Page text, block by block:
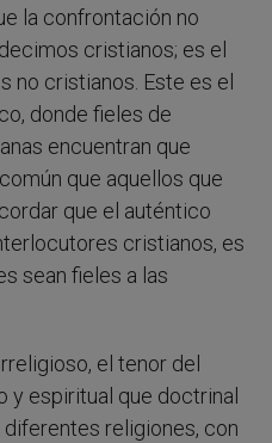
la confrontación no
cristianos; es el
no cristianos. Este es el
donde fieles de
encuentran que
que aquellos que
que el auténtico
cristianos, es
sean fieles a las
el tenor del
y espiritual que doctrinal
religiones, con